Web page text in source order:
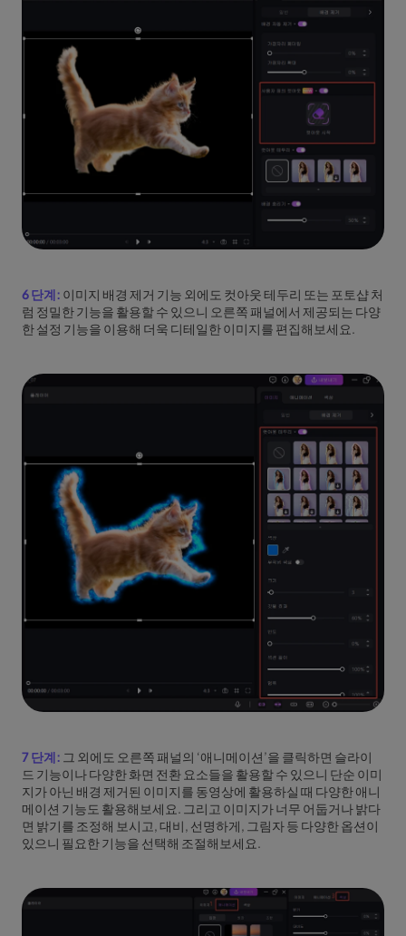
6 단계: 이미지 배경 제거 기능 외에도 컷아웃 테두리 또는 포토샵 처
럼 정밀한 기능을 활용할 수 있으니 오른쪽 패널에서 제공되는 다양
한 설정 기능을 이용해 더욱 디테일한 이미지를 편집해보세요.
7 단계: 그 외에도 오른쪽 패널의 ‘애니메이션’을 클릭하면 슬라이
드 기능이나 다양한 화면 전환 요소들을 활용할 수 있으니 단순 이미
지가 아닌 배경 제거된 이미지를 동영상에 활용하실 때 다양한 애니
메이션 기능도 활용해보세요. 그리고 이미지가 너무 어둡거나 밝다
면 밝기를 조정해 보시고, 대비, 선명하게, 그림자 등 다양한 옵션이
있으니 필요한 기능을 선택해 조절해보세요.